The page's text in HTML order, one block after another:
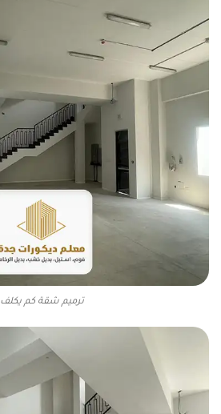
ترميم شقة كم يكلف